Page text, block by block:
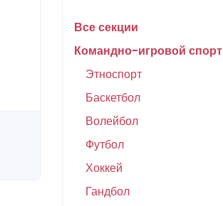
Все секции
Командно-игровой спорт
Этноспорт
Баскетбол
Волейбол
Футбол
Хоккей
Гандбол